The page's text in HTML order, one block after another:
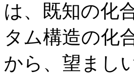
は、既知の化
タム構造の化
から、望まし